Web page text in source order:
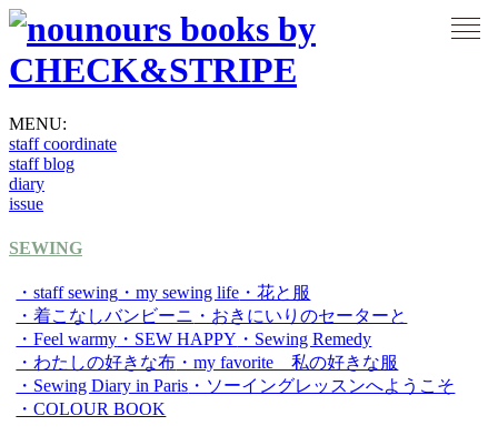
MENU:
staff coordinate
staff blog
diary
issue
SEWING
・staff sewing ・my sewing life ・花と服
・着こなしバンビーニ ・おきにいりのセーターと
・Feel warmy ・SEW HAPPY ・Sewing Remedy
・わたしの好きな布 ・my favorite 私の好きな服
・Sewing Diary in Paris ・ソーイングレッスンへようこそ
・COLOUR BOOK